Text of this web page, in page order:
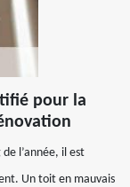
pour la
l’année, il est
Un toit en mauvais